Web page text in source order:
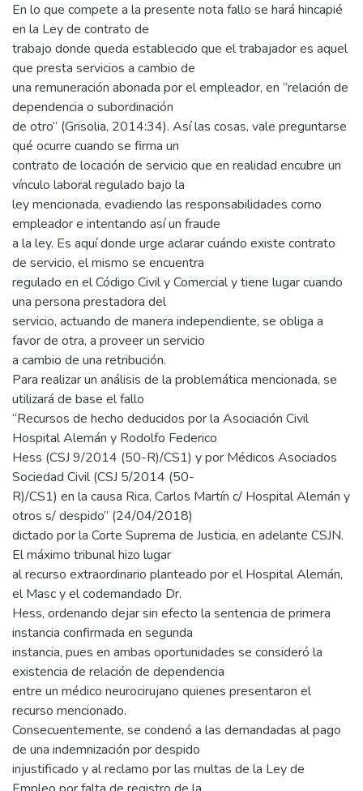
En lo que compete a la presente nota fallo se hará hincapié
en la Ley de contrato de
trabajo donde queda establecido que el trabajador es aquel
que presta servicios a cambio de
una remuneración abonada por el empleador, en “relación de
dependencia o subordinación
de otro” (Grisolia, 2014:34). Así las cosas, vale preguntarse
qué ocurre cuando se firma un
contrato de locación de servicio que en realidad encubre un
vínculo laboral regulado bajo la
ley mencionada, evadiendo las responsabilidades como
empleador e intentando así un fraude
a la ley. Es aquí donde urge aclarar cuándo existe contrato
de servicio, el mismo se encuentra
regulado en el Código Civil y Comercial y tiene lugar cuando
una persona prestadora del
servicio, actuando de manera independiente, se obliga a
favor de otra, a proveer un servicio
a cambio de una retribución.
Para realizar un análisis de la problemática mencionada, se
utilizará de base el fallo
“Recursos de hecho deducidos por la Asociación Civil
Hospital Alemán y Rodolfo Federico
Hess (CSJ 9/2014 (50-R)/CS1) y por Médicos Asociados
Sociedad Civil (CSJ 5/2014 (50-
R)/CS1) en la causa Rica, Carlos Martín c/ Hospital Alemán y
otros s/ despido” (24/04/2018)
dictado por la Corte Suprema de Justicia, en adelante CSJN.
El máximo tribunal hizo lugar
al recurso extraordinario planteado por el Hospital Alemán,
el Masc y el codemandado Dr.
Hess, ordenando dejar sin efecto la sentencia de primera
instancia confirmada en segunda
instancia, pues en ambas oportunidades se consideró la
existencia de relación de dependencia
entre un médico neurocirujano quienes presentaron el
recurso mencionado.
Consecuentemente, se condenó a las demandadas al pago
de una indemnización por despido
injustificado y al reclamo por las multas de la Ley de